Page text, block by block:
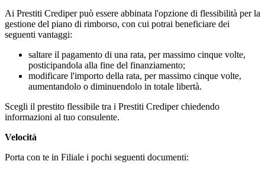
Ai Prestiti Crediper può essere abbinata l'opzione di flessibilità per la
gestione del piano di rimborso, con cui potrai beneficiare dei
seguenti vantaggi:
saltare il pagamento di una rata, per massimo cinque volte,
posticipandola alla fine del finanziamento;
modificare l'importo della rata, per massimo cinque volte,
aumentandolo o diminuendolo in totale libertà.
Scegli il prestito flessibile tra i Prestiti Crediper chiedendo
informazioni al tuo consulente.
Velocità
Porta con te in Filiale i pochi seguenti documenti: